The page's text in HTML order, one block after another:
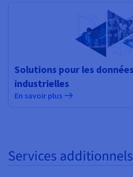
Solutions pour les
industrielles
En savoir plus
Services additionnels